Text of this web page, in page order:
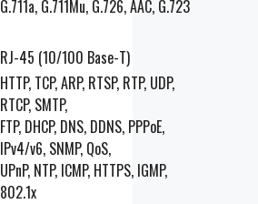
G.711a, G.711Mu, G.726, AAC, G.723
RJ-45 (10/100 Base-T)
HTTP, TCP, ARP, RTSP, RTP, UDP,
RTCP, SMTP,
FTP, DHCP, DNS, DDNS, PPPoE,
IPv4/v6, SNMP, QoS,
UPnP, NTP, ICMP, HTTPS, IGMP,
802.1x